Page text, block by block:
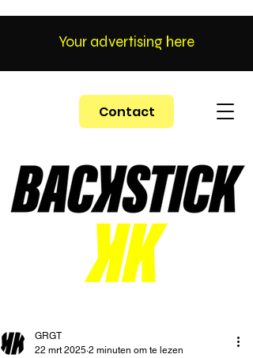
Contact
Your advertising here
GRGT
22 mrt 2025 2 minuten om te lezen